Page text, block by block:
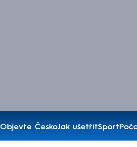
Objevte ČeskoJak ušetřitSport